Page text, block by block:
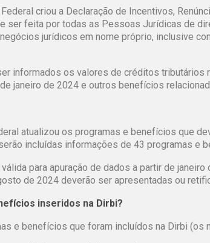
criou a Declaração de Incentivos,
ser feita por todas as Pessoas Jurídicas de
jurídicos em nome próprio, inclusive
informados os valores de créditos
janeiro de 2024 e outros benefícios
atualizou os programas e benefícios que
incluídas informações de 43 programas e
para apuração de dados a partir de
de 2024 deverão ser apresentadas ou
inseridos na Dirbi?
e benefícios que foram incluídos na Dirbi (os